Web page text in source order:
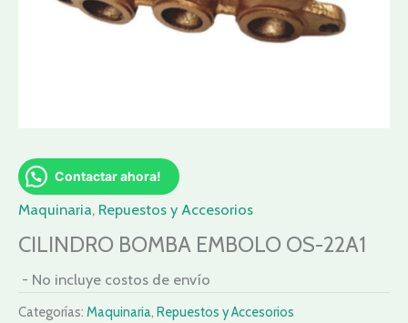
Contactar ahora!
Maquinaria, Repuestos y Accesorios
CILINDRO BOMBA EMBOLO OS-22A1
- No incluye costos de envío
Categorías: Maquinaria, Repuestos y Accesorios